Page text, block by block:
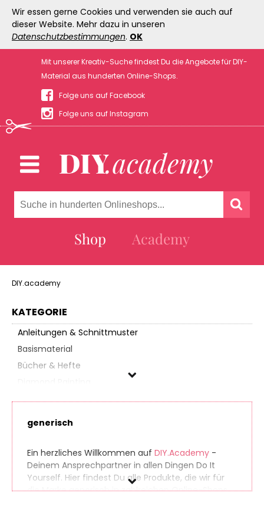
Wir essen gerne Cookies und verwenden sie auch auf
dieser Website. Mehr dazu in unseren
Datenschutzbestimmungen. OK
Mit unserer Kreativ-Suche findest Du die Angebote für DIY-
Material aus hunderten Online-Shops.
Folge uns auf Facebook
Folge uns auf Instagram
Shop Academy
DIY.academy
KATEGORIE
Anleitungen & Schnittmuster
Basismaterial
Bücher & Hefte
Epoxidharz
Geräte & Maschinen
Handarbeiten
Kerzenherstellung
Korbflechten
generisch
Ein herzliches Willkommen auf DIY.Academy -
Deinem Ansprechpartner in allen Dingen Do It
Yourself. Hier findest Du alle Produkte, die wir für
die Marke generisch in zahlreichen Online-Shops